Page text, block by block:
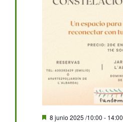
Destacado
8 junio 2025 /10:00 - 14:00